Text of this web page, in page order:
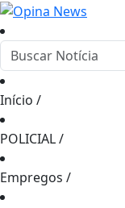
Início /
POLICIAL/
Empregos /